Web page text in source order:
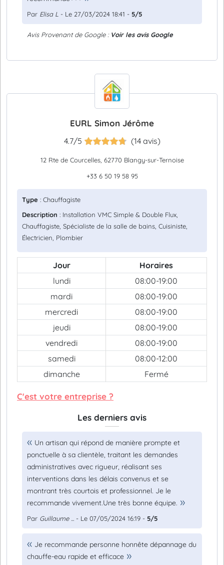
Par Elisa L - Le 27/03/2024 18:41 - 5/5
Avis Provenant de Google : Voir les avis Google
EURL Simon Jérôme
4.7/5 (14 avis)
12 Rte de Courcelles, 62770 Blangy-sur-Ternoise
+33 6 50 19 58 95
Type : Chauffagiste
Description : Installation VMC Simple & Double Flux,
Chauffagiste, Spécialiste de la salle de bains, Cuisiniste,
Électricien, Plombier
Jour
Horaires
lundi
08:00-19:00
mardi
08:00-19:00
mercredi
08:00-19:00
jeudi
08:00-19:00
vendredi
08:00-19:00
samedi
08:00-12:00
dimanche
Fermé
C'est votre entreprise ?
Les derniers avis
Un artisan qui répond de manière prompte et
ponctuelle à sa clientèle, traitant les demandes
administratives avec rigueur, réalisant ses
interventions dans les délais convenus et se
montrant très courtois et professionnel. Je le
recommande vivement.Une très bonne équipe.
Par Guillaume ... - Le 07/05/2024 16:19 - 5/5
Je recommande personne honnête dépannage du
chauffe-eau rapide et efficace